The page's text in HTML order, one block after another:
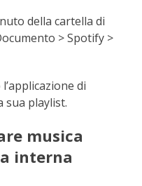
della cartella di
> Spotify >
di
sua playlist.
musica
interna